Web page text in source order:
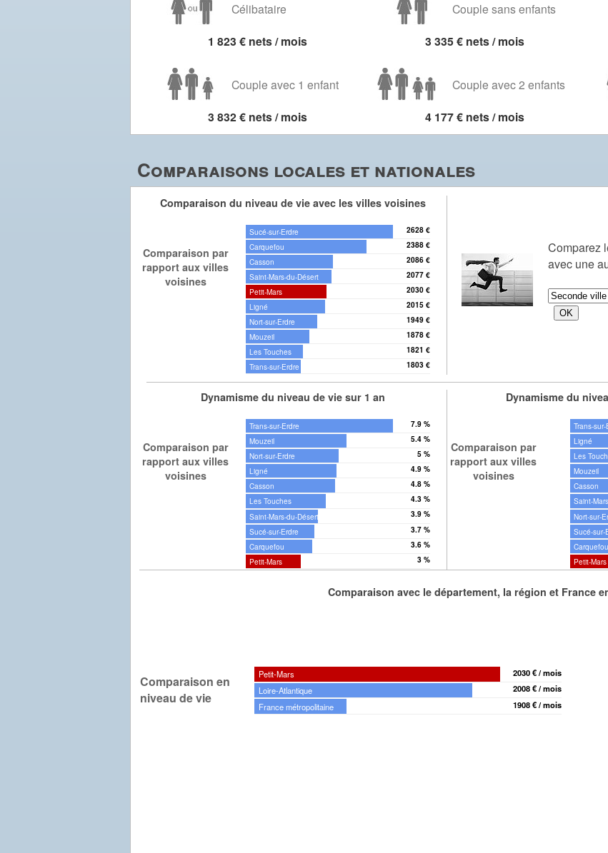
Célibataire Couple sans enfants
1 823 € nets / mois 3 335 € nets / mois
Couple avec 1 enfant Couple avec 2 enfants
3 832 € nets / mois 4 177 € nets / mois
Comparaisons locales et nationales
Comparaison du niveau de vie avec les villes voisines
Comparaison par
rapport aux villes
voisines
Sucé-sur-Erdre 2628 €
Carquefou 2388 €
Casson 2086 €
Saint-Mars-du-Désert 2077 €
Petit-Mars 2030 €
Ligné 2015 €
Nort-sur-Erdre 1949 €
Mouzeil 1878 €
Les Touches 1821 €
Trans-sur-Erdre 1803 €
Comparez
avec une
Dynamisme du niveau de vie sur 1 an
Comparaison par
rapport aux villes
voisines
Trans-sur-Erdre 7.9 %
Mouzeil 5.4 %
Nort-sur-Erdre 5 %
Ligné 4.9 %
Casson 4.8 %
Les Touches 4.3 %
Saint-Mars-du-Désert 3.9 %
Sucé-sur-Erdre 3.7 %
Carquefou 3.6 %
Petit-Mars 3 %
Dynamisme du
Comparaison par
rapport aux villes
voisines
Trans-sur-
Ligné
Les
Mouzeil
Casson
Saint-
Nort-sur-
Sucé-sur-
Carquefou
Petit-Mars
Comparaison avec le département, la région et France
Comparaison en
niveau de vie
Petit-Mars
2030 € / mois
Loire-Atlantique
2008 € / mois
France métropolitaine
1908 € / mois